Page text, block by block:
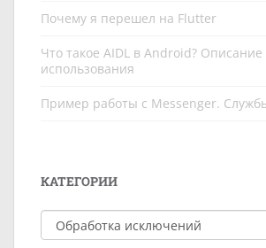
Почему я перешел на Flutter
Что такое AIDL в Android?
использования
Пример работы c Messenger.
КАТЕГОРИИ
Категории